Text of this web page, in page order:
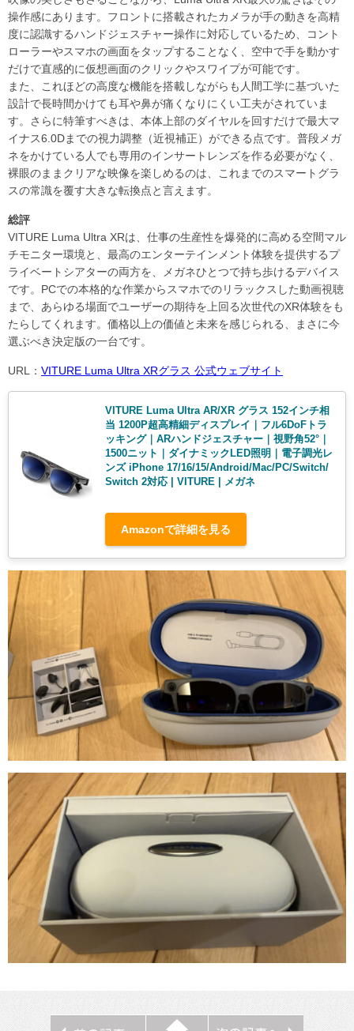
操作感にあります。フロントに搭載されたカメラが手の動きを高精
度に認識するハンドジェスチャー操作に対応しているため、コント
ローラーやスマホの画面をタップすることなく、空中で手を動かす
だけで直感的に仮想画面のクリックやスワイプが可能です。
また、これほどの高度な機能を搭載しながらも人間工学に基づいた
設計で長時間かけても耳や鼻が痛くなりにくい工夫がされていま
す。さらに特筆すべきは、本体上部のダイヤルを回すだけで最大マ
イナス6.0Dまでの視力調整（近視補正）ができる点です。普段メガ
ネをかけている人でも専用のインサートレンズを作る必要がなく、
裸眼のままクリアな映像を楽しめるのは、これまでのスマートグラ
スの常識を覆す大きな転換点と言えます。
総評
VITURE Luma Ultra XRは、仕事の生産性を爆発的に高める空間マル
チモニター環境と、最高のエンターテインメント体験を提供するプ
ライベートシアターの両方を、メガネひとつで持ち歩けるデバイス
です。PCでの本格的な作業からスマホでのリラックスした動画視聴
まで、あらゆる場面でユーザーの期待を上回る次世代のXR体験をも
たらしてくれます。価格以上の価値と未来を感じられる、まさに今
選ぶべき決定版の一台です。
URL： VITURE Luma Ultra XRグラス 公式ウェブサイト
VITURE Luma Ultra AR/XR グラス 152インチ相
当 1200P超高精細ディスプレイ｜フル6DoFトラ
ッキング｜ARハンドジェスチャー｜視野角52°｜
1500ニット｜ダイナミックLED照明｜電子調光レ
ンズ iPhone 17/16/15/Android/Mac/PC/Switch/
Switch 2対応 | VITURE | メガネ
Amazonで詳細を見る